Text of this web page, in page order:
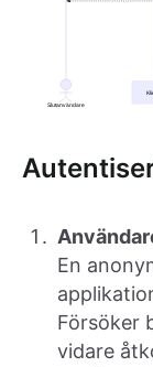
En
Försöker
vidare